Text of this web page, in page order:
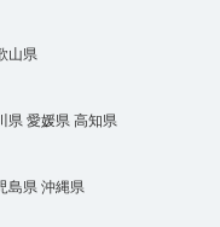
山県
県愛媛県高知県
島県沖縄県